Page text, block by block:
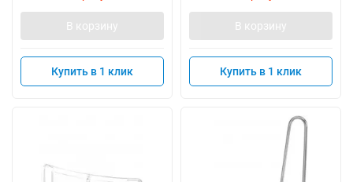
В корзину
Купить в 1 клик
В корзину
Купить в 1 клик